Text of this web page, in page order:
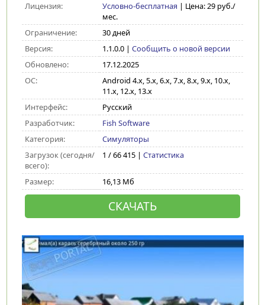
Лицензия:
Условно-бесплатная | Цена: 29 руб./
мес.
Ограничение:
30 дней
Версия:
1.1.0.0| Сообщить о новой версии
Обновлено:
17.12.2025
ОС:
Android 4.x, 5.x, 6.x, 7.x, 8.x, 9.x, 10.x,
11.x, 12.x, 13.x
Интерфейс:
Русский
Разработчик:
Fish Software
Категория:
Симуляторы
Загрузок (сегодня/
всего):
1 / 66 415 | Статистика
Размер: 16,13 Мб
СКАЧАТЬ